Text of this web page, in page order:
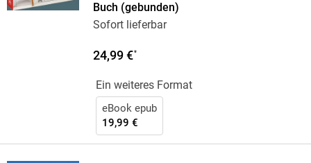
Buch (gebunden)
Sofort lieferbar
24,99 €*
Ein weiteres Format
eBook epub
19,99 €